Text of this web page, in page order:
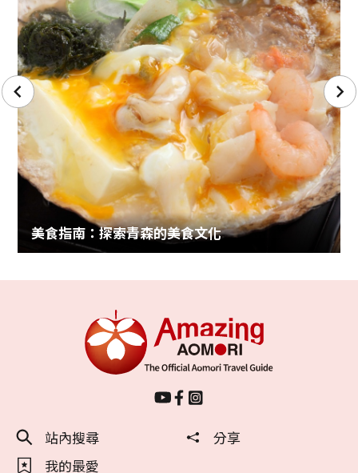
美食指南：探索青森的美食文化
站內搜尋
分享
我的最愛